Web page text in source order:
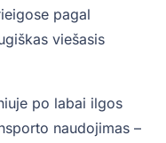
pagal
viešasis
po labai ilgos
naudojimas –